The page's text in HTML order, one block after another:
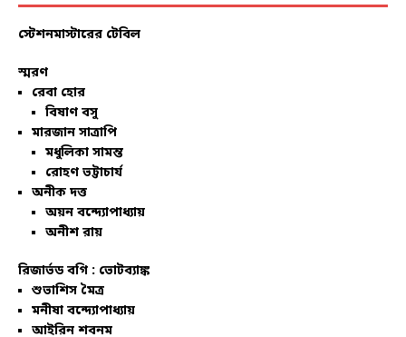
স্টেশনমাস্টারের টেবিল
স্মরণ
রেবা হোর
বিষাণ বসু
মারজান সাত্রাপি
মধুলিকা সামন্ত
রোহণ ভট্টাচার্য
অনীক দত্ত
অয়ন বন্দ্যোপাধ্যায়
অনীশ রায়
রিজার্ভড বগি : ভোটব্যাঙ্ক
শুভাশিস মৈত্র
মনীষা বন্দ্যোপাধ্যায়
আইরিন শবনম